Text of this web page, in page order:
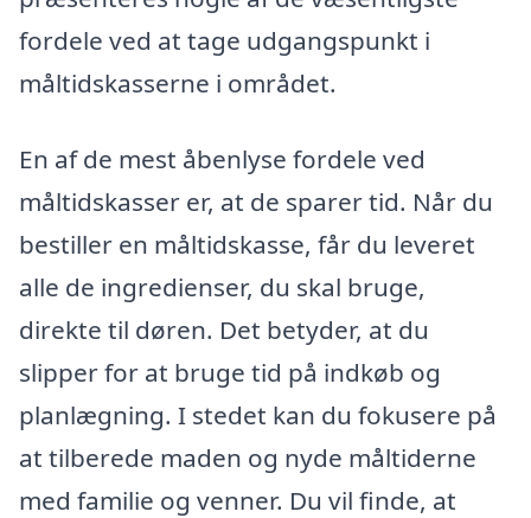
fordele ved at tage udgangspunkt i
måltidskasserne i området.
En af de mest åbenlyse fordele ved
måltidskasser er, at de sparer tid. Når du
bestiller en måltidskasse, får du leveret
alle de ingredienser, du skal bruge,
direkte til døren. Det betyder, at du
slipper for at bruge tid på indkøb og
planlægning. I stedet kan du fokusere på
at tilberede maden og nyde måltiderne
med familie og venner. Du vil finde, at